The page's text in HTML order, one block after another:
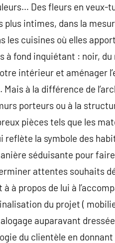
Des fleurs en veux-
intimes, dans la
les cuisines où elles
fond inquiétant : noir,
intérieur et aménager
à la différence de
porteurs ou à la
pièces tels que les
reflète la symbole des
séduisante pour
attentes souhaits
à propos de lui à
du projet (
auparavant
du clientèle en